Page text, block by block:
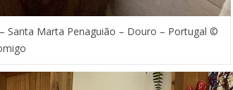
Santa Marta Penaguião – Douro – Portugal ©